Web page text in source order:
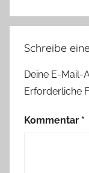
Schreibe
Deine E-Mail-
Erforderliche
Kommentar *